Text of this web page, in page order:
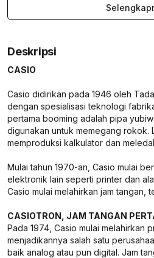
Deskripsi
CASIO
Casio didirikan pada 1946 oleh
dengan spesialisasi teknologi
pertama booming adalah pipa
digunakan untuk memegang rokok.
memproduksi kalkulator dan
Mulai tahun 1970-an, Casio mulai
elektronik lain seperti printer dan
Casio mulai melahirkan jam tangan,
CASIOTRON, JAM TANGAN
Pada 1974, Casio mulai melahirkan
menjadikannya salah satu
baik analog atau pun digital. Jam